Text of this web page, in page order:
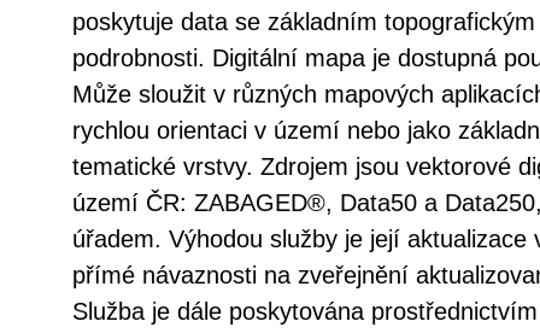
poskytuje data se základním
podrobnosti. Digitální mapa je dostupná
Může sloužit v různých mapových
rychlou orientaci v území nebo jako
tematické vrstvy. Zdrojem jsou vektorové
území ČR: ZABAGED®, Data50 a
úřadem. Výhodou služby je její aktualizace
přímé návaznosti na zveřejnění
Služba je dále poskytována